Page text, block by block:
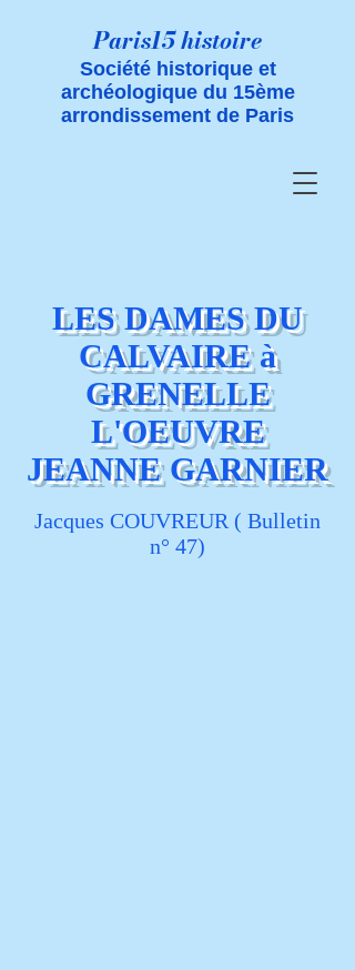
Paris15 histoire
Société historique et
archéologique du 15ème
arrondissement de Paris
LES DAMES DU
CALVAIRE à
GRENELLE
L'OEUVRE
JEANNE GARNIER
Jacques COUVREUR ( Bulletin
n° 47)